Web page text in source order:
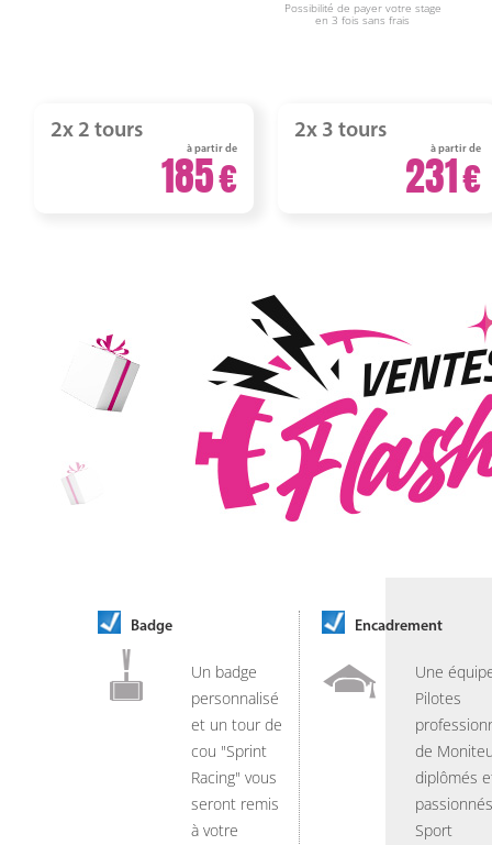
Possibilité de payer votre stage
en 3 fois sans frais
2x 2 tours
à partir de
185
2x 3 tours
à partir de
231
Badge
Un badge
personnalisé
et un tour de
cou "Sprint
Racing" vous
seront remis
à votre
Encadrement
Une
Pilotes
de
diplômés
Sport